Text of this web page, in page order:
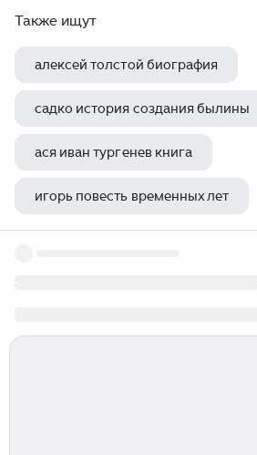
Также ищут
алексей толстой биография
садко история создания былины
ася иван тургенев книга
игорь повесть временных лет